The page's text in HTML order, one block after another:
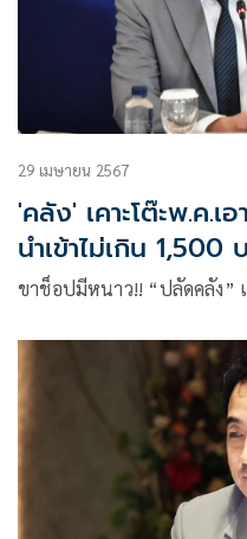
29 เมษายน 2567
'คลัง' เคาะโต๊ะพ.ค.
นำเข้าไม่เกิน 1,500
ขาช็อปมีหนาว!! “ปลัดคลัง”